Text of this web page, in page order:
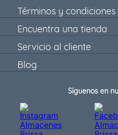
Términos y condiciones
Encuentra una tienda
Servicio al cliente
Blog
Síguenos en